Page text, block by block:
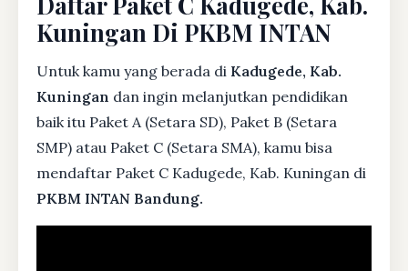
Kuningan Di PKBM INTAN
Untuk kamu yang berada di Kadugede, Kab.
Kuningan dan ingin melanjutkan pendidikan
baik itu Paket A (Setara SD), Paket B (Setara
SMP) atau Paket C (Setara SMA), kamu bisa
mendaftar Paket C Kadugede, Kab. Kuningan di
PKBM INTAN Bandung.